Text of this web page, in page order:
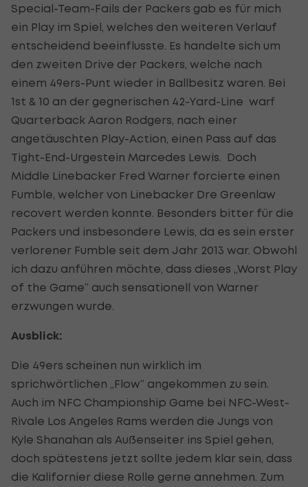
Special-Team-Fails der Packers gab es für mich
ein Play im Spiel, welches den weiteren Verlauf
entscheidend beeinflusste. Es handelte sich um
den zweiten Drive der Packers, welche nach
einem 49ers-Punt wieder in Ballbesitz waren. Bei
1st & 10 an der gegnerischen 42-Yard-Line warf
Quarterback Aaron Rodgers, nach einer
angetäuschten Play-Action, einen Pass auf das
Tight-End-Urgestein Marcedes Lewis. Doch
Middle Linebacker Fred Warner forcierte einen
Fumble, welcher von Linebacker Dre Greenlaw
recovert werden konnte. Besonders bitter für die
Packers und insbesondere Lewis, da es sein erster
verlorener Fumble seit dem Jahr 2013 war. Obwohl
ich dazu anführen möchte, dass dieses „Worst Play
of the Game“ auch sensationell von Warner
erzwungen wurde.
Ausblick:
Die 49ers scheinen nun wirklich im
sprichwörtlichen „Flow“ angekommen zu sein.
Auch im NFC Championship Game bei NFC-West-
Rivale Los Angeles Rams werden die Jungs von
Kyle Shanahan als Außenseiter ins Spiel gehen,
doch spätestens jetzt sollte jedem klar sein, dass
die Kalifornier diese Rolle gerne annehmen. Zum